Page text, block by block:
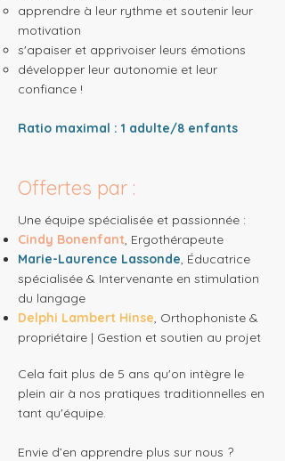
apprendre à leur rythme et soutenir leur
motivation
s'apaiser et apprivoiser leurs émotions
développer leur autonomie et leur
confiance !
Ratio maximal : 1 adulte/8 enfants
Offertes par :
​Une équipe spécialisée et passionnée :
Cindy Bonenfant, Ergothérapeute
Marie-Laurence Lassonde, Éducatrice
spécialisée & Intervenante en stimulation
du langage
Delphi Lambert Hinse, Orthophoniste &
propriétaire | Gestion et soutien au projet
Cela fait plus de 5 ans qu'on intègre le
plein air à nos pratiques traditionnelles en
tant qu'équipe.
Envie d’en apprendre plus sur nous ?